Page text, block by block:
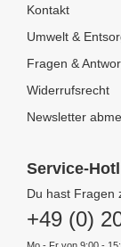
Kontakt
Umwelt &
Fragen &
Widerrufsrecht
Newsletter
Service-
Du hast Fragen
+49 (0)